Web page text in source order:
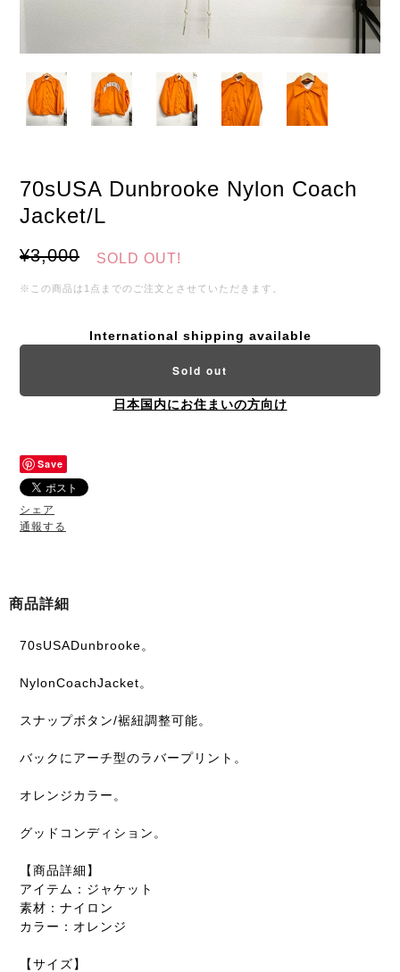
70sUSA Dunbrooke Nylon Coach
Jacket/L
¥3,000 SOLD OUT!
※この商品は1点までのご注文とさせていただきます。
International shipping available
Sold out
日本国内にお住まいの方向け
Save
シェア
通報する
商品詳細
70sUSADunbrooke。
NylonCoachJacket。
スナップボタン/裾紐調整可能。
バックにアーチ型のラバープリント。
オレンジカラー。
グッドコンディション。
【商品詳細】
アイテム：ジャケット
素材：ナイロン
カラー：オレンジ
【サイズ】